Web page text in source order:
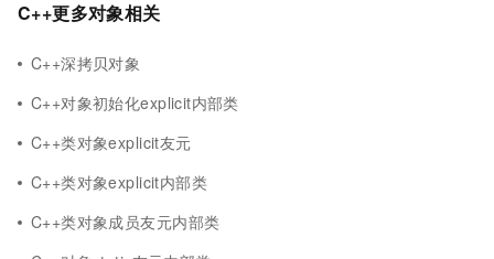
C++更多对象相关
C++深拷贝对象
C++对象初始化explicit内部类
C++类对象explicit友元
C++类对象explicit内部类
C++类对象成员友元内部类